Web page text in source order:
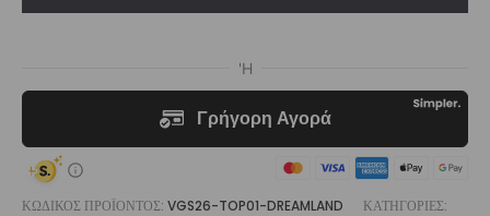
|
ΚΩΔΙΚΌΣ ΠΡΟΪΌΝΤΟΣ: VGS26-TOP01-DREAMLAND
ΚΑΤΗΓΟΡΊΕΣ: